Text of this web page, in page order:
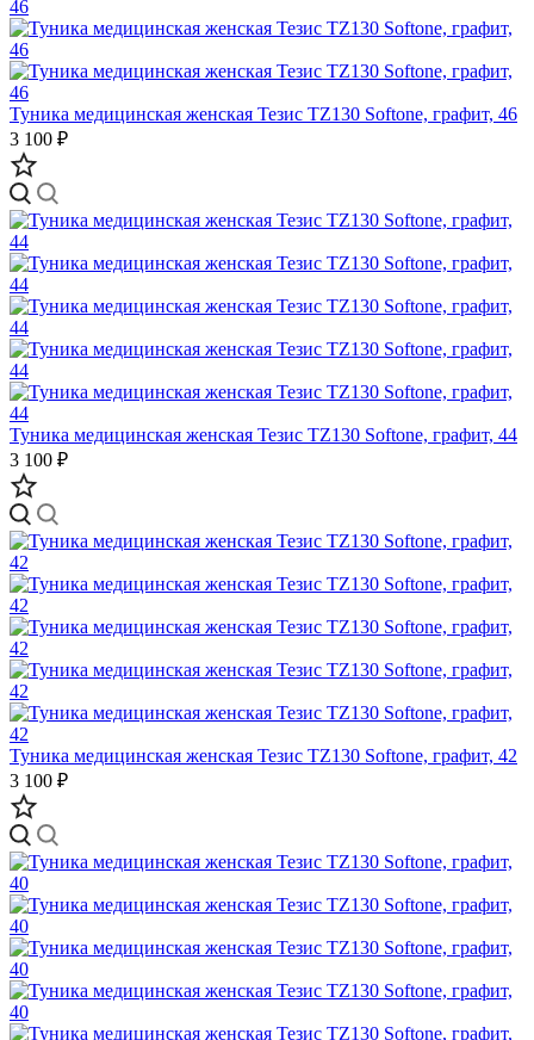
Туника медицинская женская Тезис TZ130 Softone, графит, 46
3 100 ₽
Туника медицинская женская Тезис TZ130 Softone, графит, 44
3 100 ₽
Туника медицинская женская Тезис TZ130 Softone, графит, 42
3 100 ₽